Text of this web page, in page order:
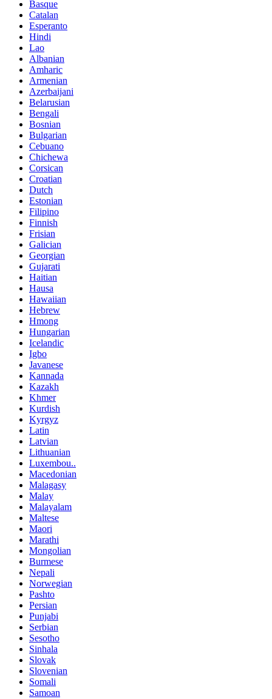
Basque
Catalan
Esperanto
Hindi
Lao
Albanian
Amharic
Armenian
Azerbaijani
Belarusian
Bengali
Bosnian
Bulgarian
Cebuano
Chichewa
Corsican
Croatian
Dutch
Estonian
Filipino
Finnish
Frisian
Galician
Georgian
Gujarati
Haitian
Hausa
Hawaiian
Hebrew
Hmong
Hungarian
Icelandic
Igbo
Javanese
Kannada
Kazakh
Khmer
Kurdish
Kyrgyz
Latin
Latvian
Lithuanian
Luxembou..
Macedonian
Malagasy
Malay
Malayalam
Maltese
Maori
Marathi
Mongolian
Burmese
Nepali
Norwegian
Pashto
Persian
Punjabi
Serbian
Sesotho
Sinhala
Slovak
Slovenian
Somali
Samoan